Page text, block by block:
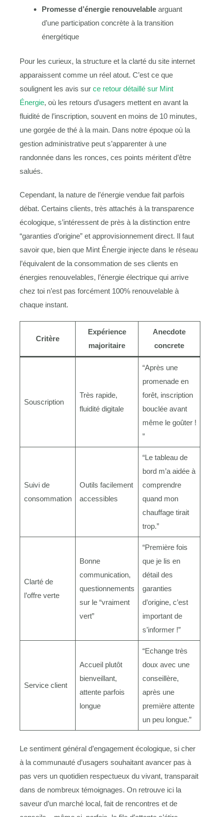
Promesse d’énergie renouvelable arguant
d’une participation concrète à la transition
énergétique
Pour les curieux, la structure et la clarté du site internet
apparaissent comme un réel atout. C’est ce que
soulignent les avis sur ce retour détaillé sur Mint
Énergie, où les retours d’usagers mettent en avant la
fluidité de l’inscription, souvent en moins de 10 minutes,
une gorgée de thé à la main. Dans notre époque où la
gestion administrative peut s’apparenter à une
randonnée dans les ronces, ces points méritent d’être
salués.
Cependant, la nature de l’énergie vendue fait parfois
débat. Certains clients, très attachés à la transparence
écologique, s’intéressent de près à la distinction entre
“garanties d’origine” et approvisionnement direct. Il faut
savoir que, bien que Mint Énergie injecte dans le réseau
l’équivalent de la consommation de ses clients en
énergies renouvelables, l’énergie électrique qui arrive
chez toi n’est pas forcément 100% renouvelable à
chaque instant.
Critère
Expérience
majoritaire
Anecdote
concrete
Souscription
Très rapide,
fluidité digitale
“Après une
promenade en
forêt, inscription
bouclée avant
même le goûter !
”
Suivi de
consommation
Outils facilement
accessibles
“Le tableau de
bord m’a aidée à
comprendre
quand mon
chauffage tirait
trop.”
Clarté de
l’offre verte
Bonne
communication,
questionnements
sur le “vraiment
vert”
“Première fois
que je lis en
détail des
garanties
d’origine, c’est
important de
s’informer !”
Service client
Accueil plutôt
bienveillant,
attente parfois
longue
“Echange très
doux avec une
conseillère,
après une
première attente
un peu longue.”
Le sentiment général d’engagement écologique, si cher
à la communauté d’usagers souhaitant avancer pas à
pas vers un quotidien respectueux du vivant, transparait
dans de nombreux témoignages. On retrouve ici la
saveur d’un marché local, fait de rencontres et de